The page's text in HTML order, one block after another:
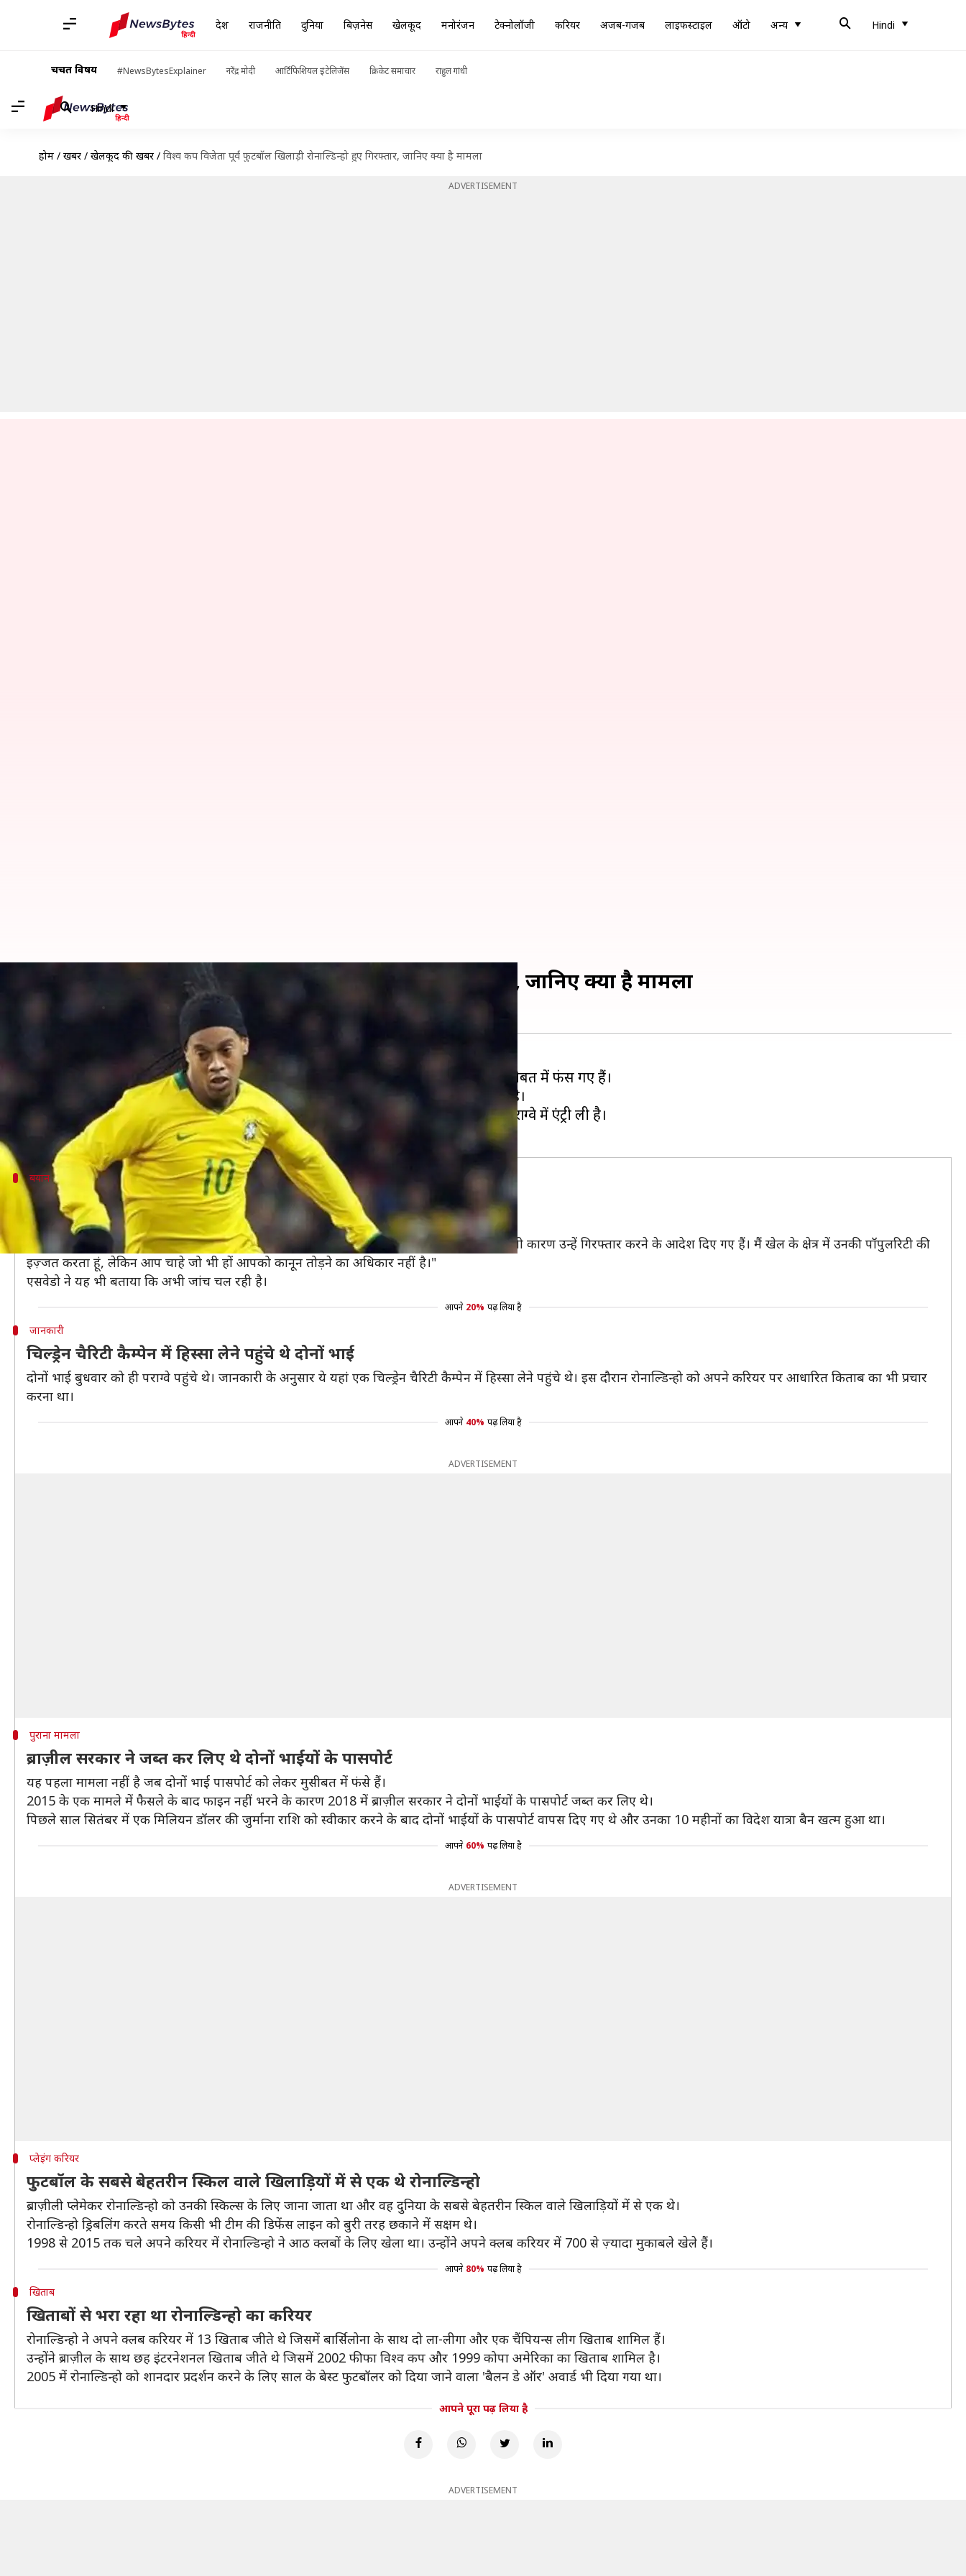
देश राजनीति दुनिया बिज़नेस खेलकूद मनोरंजन टेक्नोलॉजी करियर अजब-गजब लाइफस्टाइल ऑटो अन्य Hindi
चर्चित विषय #NewsBytesExplainer नरेंद्र मोदी आर्टिफिशियल इंटेलिजेंस क्रिकेट समाचार राहुल गांधी
Hindi
होम / खबरें / खेलकूद की खबरें / विश्व कप विजेता पूर्व फुटबॉल खिलाड़ी रोनाल्डिन्हो हुए गिरफ्तार, जानिए क्या है मामला
ADVERTISEMENT
विश्व कप विजेता पूर्व फुटबॉल खिलाड़ी रोनाल्डिन्हो हुए गिरफ्तार, जानिए क्या है मामला
07:07 pm
बार्सिलोना के पूर्व खिलाड़ी और ब्राज़ील के साथ फीफा विश्व कप जीत चुके रोनाल्डिन्हो एक बड़ी मुसीबत में फंस गए हैं।
दरअसल, रोनाल्डिन्हो को जाली पासपोर्ट के जरिए पराग्वे में घुसने के आरोप में गिरफ्तार किया गया है।
रोनाल्डिन्हो और उनके बड़े भाई रॉबर्टो आसिस पर आरोप है कि उन्होंने जाली पासपोर्ट की मदद से पराग्वे में एंट्री ली है।
बयान
हर किसी को कानून का पालन करना होगा- पराग्वे मंत्री
पराग्वे के आंतरिक मामलों में मंत्री यूक्लिडेस एसवेडो ने बताया कि रोनाल्डिन्हो के पास जाली पासपोर्ट है।
उन्होंने आगे कहा, "उन्होंने (रोनाल्डिन्हो और उनका भाई) जाली पासपोर्ट रखने का अपराध किया है और इसी कारण उन्हें गिरफ्तार करने के आदेश दिए गए हैं। मैं खेल के क्षेत्र में उनकी पॉपुलरिटी की
इज़्जत करता हूं, लेकिन आप चाहे जो भी हों आपको कानून तोड़ने का अधिकार नहीं है।"
एसवेडो ने यह भी बताया कि अभी जांच चल रही है।
आपने 20% पढ़ लिया है
जानकारी
चिल्ड्रेन चैरिटी कैम्पेन में हिस्सा लेने पहुंचे थे दोनों भाई
दोनों भाई बुधवार को ही पराग्वे पहुंचे थे। जानकारी के अनुसार ये यहां एक चिल्ड्रेन चैरिटी कैम्पेन में हिस्सा लेने पहुंचे थे। इस दौरान रोनाल्डिन्हो को अपने करियर पर आधारित किताब का भी प्रचार
करना था।
आपने 40% पढ़ लिया है
ADVERTISEMENT
पुराना मामला
ब्राज़ील सरकार ने जब्त कर लिए थे दोनों भाईयों के पासपोर्ट
यह पहला मामला नहीं है जब दोनों भाई पासपोर्ट को लेकर मुसीबत में फंसे हैं।
2015 के एक मामले में फैसले के बाद फाइन नहीं भरने के कारण 2018 में ब्राज़ील सरकार ने दोनों भाईयों के पासपोर्ट जब्त कर लिए थे।
पिछले साल सितंबर में एक मिलियन डॉलर की जुर्माना राशि को स्वीकार करने के बाद दोनों भाईयों के पासपोर्ट वापस दिए गए थे और उनका 10 महीनों का विदेश यात्रा बैन खत्म हुआ था।
आपने 60% पढ़ लिया है
ADVERTISEMENT
प्लेइंग करियर
फुटबॉल के सबसे बेहतरीन स्किल वाले खिलाड़ियों में से एक थे रोनाल्डिन्हो
ब्राज़ीली प्लेमेकर रोनाल्डिन्हो को उनकी स्किल्स के लिए जाना जाता था और वह दुनिया के सबसे बेहतरीन स्किल वाले खिलाड़ियों में से एक थे।
रोनाल्डिन्हो ड्रिबलिंग करते समय किसी भी टीम की डिफेंस लाइन को बुरी तरह छकाने में सक्षम थे।
1998 से 2015 तक चले अपने करियर में रोनाल्डिन्हो ने आठ क्लबों के लिए खेला था। उन्होंने अपने क्लब करियर में 700 से ज़्यादा मुकाबले खेले हैं।
आपने 80% पढ़ लिया है
खिताब
खिताबों से भरा रहा था रोनाल्डिन्हो का करियर
रोनाल्डिन्हो ने अपने क्लब करियर में 13 खिताब जीते थे जिसमें बार्सिलोना के साथ दो ला-लीगा और एक चैंपियन्स लीग खिताब शामिल हैं।
उन्होंने ब्राज़ील के साथ छह इंटरनेशनल खिताब जीते थे जिसमें 2002 फीफा विश्व कप और 1999 कोपा अमेरिका का खिताब शामिल है।
2005 में रोनाल्डिन्हो को शानदार प्रदर्शन करने के लिए साल के बेस्ट फुटबॉलर को दिया जाने वाला 'बैलन डे ऑर' अवार्ड भी दिया गया था।
आपने पूरा पढ़ लिया है
ADVERTISEMENT